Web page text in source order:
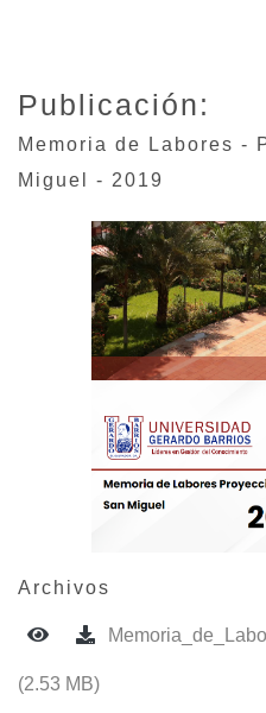
Publicación:
Memoria de Labores -
Miguel - 2019
Archivos
(2.53 MB)